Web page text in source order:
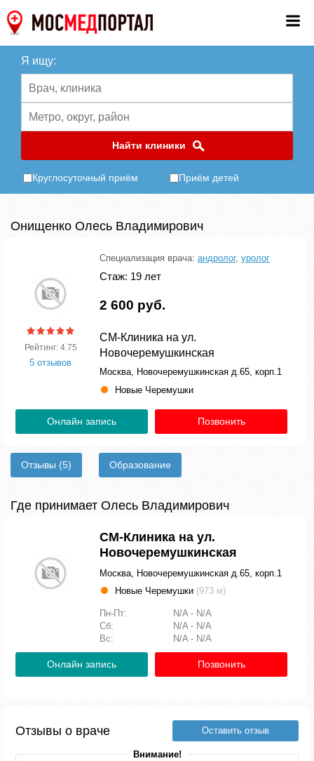
Я ищу:
Найти клиники
Круглосуточный приём Приём детей
Онищенко Олесь Владимирович
Рейтинг: 4.75
5 отзывов
Специализация врача: андролог, уролог
Стаж: 19 лет
2 600 руб.
СМ-Клиника на ул.
Новочеремушкинская
Москва, Новочеремушкинская д.65, корп.1
Новые Черемушки
Онлайн запись Позвонить
Отзывы (5) Образование
Где принимает Олесь Владимирович
СМ-Клиника на ул.
Новочеремушкинская
Москва, Новочеремушкинская д.65, корп.1
Новые Черемушки (973 м)
Пн-Пт:
N/A - N/A
Сб:
N/A - N/A
Вс:
N/A - N/A
Онлайн запись Позвонить
Отзывы о враче Оставить отзыв
Внимание!